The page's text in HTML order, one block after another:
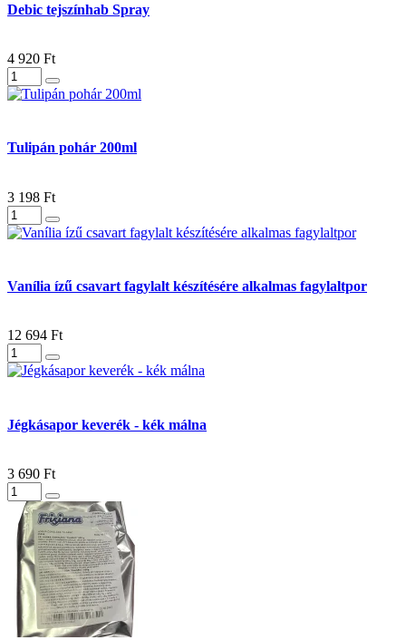
Debic tejszínhab Spray
4 920 Ft
Tulipán pohár 200ml
3 198 Ft
Vanília ízű csavart fagylalt készítésére alkalmas fagylaltpor
12 694 Ft
Jégkásapor keverék - kék málna
3 690 Ft